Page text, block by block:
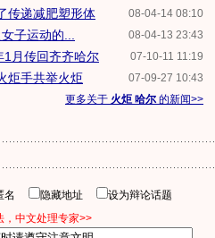
08-04-14 08:10
传递减肥塑形体
08-04-13 23:43
子运动的...
07-10-11 11:19
1月传回齐齐哈尔
07-09-27 10:43
炬手共举火炬
更多关于 火炬 哈尔的新闻>>
名 隐藏地址
设为辩论话题
，中文处理专家>>